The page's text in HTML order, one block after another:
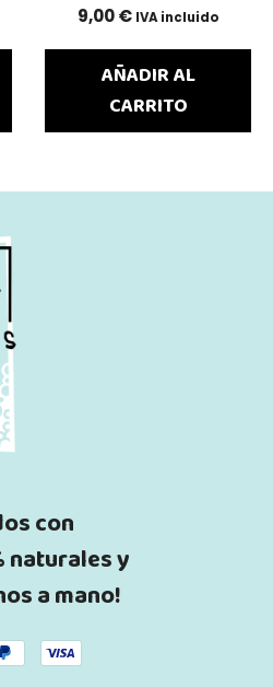
9,00€ IVA incluido
AÑADIR AL
CARRITO
con
naturales y
a mano!